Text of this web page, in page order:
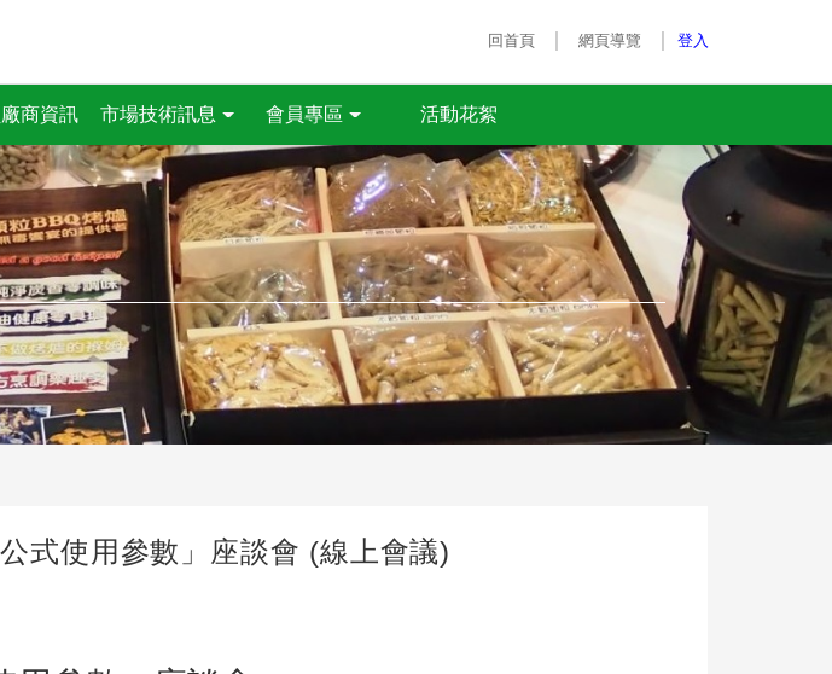
回首頁 網頁導覽 登入
商資訊 市場技術訊息 會員專區 活動花絮
式使用參數」座談會 (線上會議)